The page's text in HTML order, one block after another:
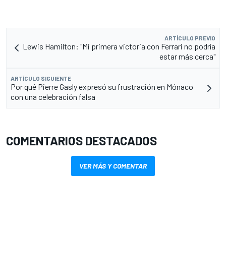
ARTÍCULO PREVIO
Lewis Hamilton: "Mi primera victoria con Ferrari no podría
estar más cerca"
ARTÍCULO SIGUIENTE
Por qué Pierre Gasly expresó su frustración en Mónaco
con una celebración falsa
COMENTARIOS DESTACADOS
VER MÁS Y COMENTAR